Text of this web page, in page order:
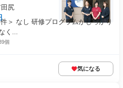
尻
＞ なし 研修プログラムがしっかり
く...
個
気になる